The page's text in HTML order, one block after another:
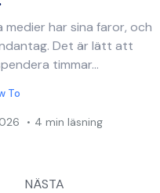
har sina faror, och
Det är lätt att
timmar...
To
4 min läsning
NÄSTA